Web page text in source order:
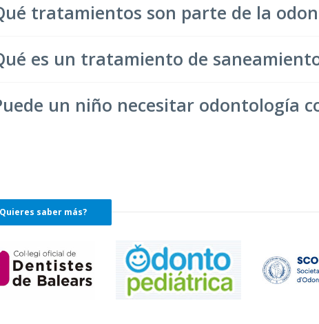
tratamientos son parte de la
es un tratamiento de
un niño necesitar odontología
saber más?